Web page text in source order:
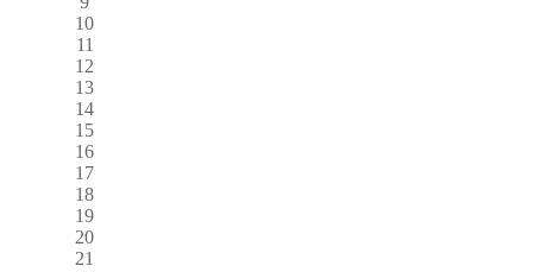
10
11
12
13
14
15
16
17
18
19
20
21